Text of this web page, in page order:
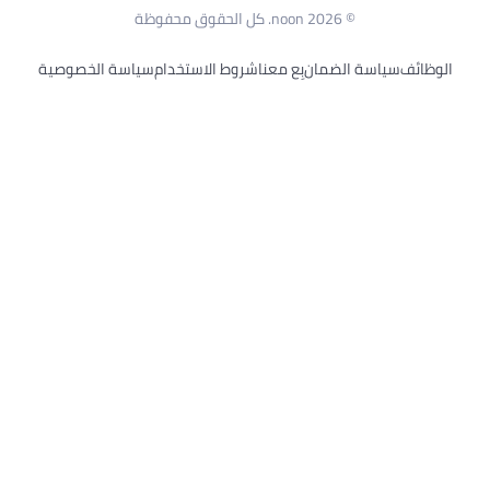
الوظائفسياسة الضمانبِع معناشروط الاستخدامسياسة الخصوصية